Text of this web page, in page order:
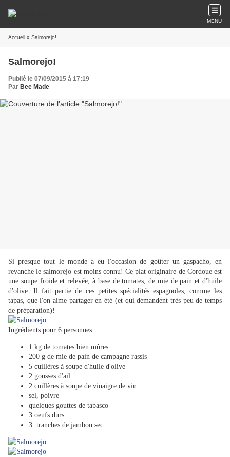
MENU
Accueil » Salmorejo!
Salmorejo!
Publié le 07/09/2015 à 17:19
Par Bee Made
Si presque tout le monde a eu l'occasion de goûter un gaspacho, en
revanche le salmorejo est moins connu! Ce plat originaire de Cordoue est
une soupe froide et relevée, à base de tomates, de mie de pain et d'huile
d'olive. Il fait partie de ces petites spécialités espagnoles, comme les
tapas, que l'on aime partager en été (et qui demandent très peu de temps
de préparation)!
Ingrédients pour 6 personnes:
1 kg de tomates bien mûres
200 g de mie de pain de campagne rassis
5 cuillères à soupe d'huile d'olive
2 gousses d'ail
2 cuillères à soupe de vinaigre de vin
sel, poivre
quelques gouttes de tabasco
3 oeufs durs
3 tranches de jambon sec